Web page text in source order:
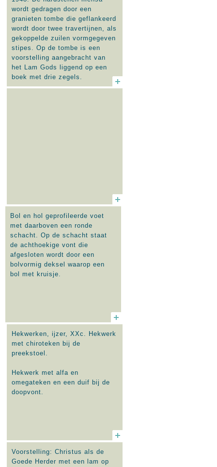
wordt gedragen door een
granieten tombe die geflankeerd
wordt door twee travertijnen, als
gekoppelde zuilen vormgegeven
stipes. Op de tombe is een
voorstelling aangebracht van
het Lam Gods liggend op een
boek met drie zegels.
Bol en hol geprofileerde voet
met daarboven een ronde
schacht. Op de schacht staat
de achthoekige vont die
afgesloten wordt door een
bolvormig deksel waarop een
bol met kruisje.
Hekwerken, ijzer, XXc. Hekwerk
met chiroteken bij de
preekstoel.
Hekwerk met alfa en
omegateken en een duif bij de
doopvont.
Voorstelling: Christus als de
Goede Herder met een lam op